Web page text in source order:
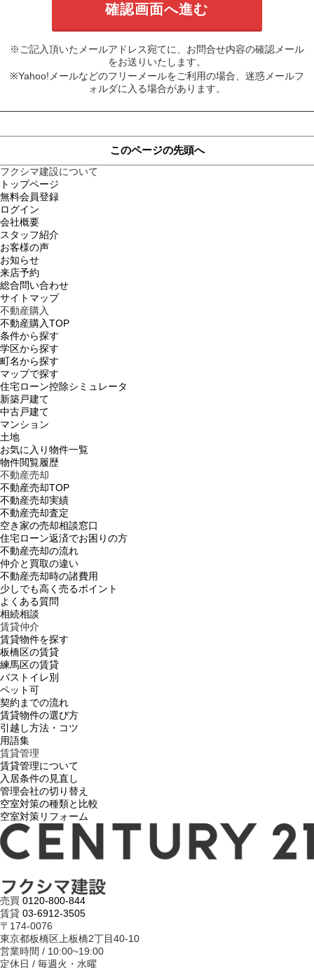
※ご記入頂いたメールアドレス宛てに、お問合せ内容の確認メール
をお送りいたします。
※Yahoo!メールなどのフリーメールをご利用の場合、迷惑メールフ
ォルダに入る場合があります。
このページの先頭へ
フクシマ建設について
トップページ
無料会員登録
ログイン
会社概要
スタッフ紹介
お客様の声
お知らせ
来店予約
総合問い合わせ
サイトマップ
不動産購入
不動産購入TOP
条件から探す
学区から探す
町名から探す
マップで探す
住宅ローン控除シミュレータ
新築戸建て
中古戸建て
マンション
土地
お気に入り物件一覧
物件閲覧履歴
不動産売却
不動産売却TOP
不動産売却実績
不動産売却査定
空き家の売却相談窓口
住宅ローン返済でお困りの方
不動産売却の流れ
仲介と買取の違い
不動産売却時の諸費用
少しでも高く売るポイント
よくある質問
相続相談
賃貸仲介
賃貸物件を探す
板橋区の賃貸
練馬区の賃貸
バストイレ別
ペット可
契約までの流れ
賃貸物件の選び方
引越し方法・コツ
用語集
賃貸管理
賃貸管理について
入居条件の見直し
管理会社の切り替え
空室対策の種類と比較
空室対策リフォーム
売買 0120-800-844
賃貸 03-6912-3505
〒174-0076
東京都板橋区上板橋2丁目40-10
営業時間 / 10:00~19:00
定休日 / 毎週火・水曜